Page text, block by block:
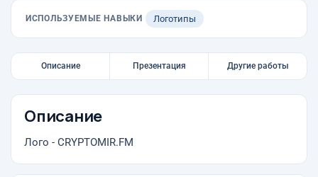
ИСПОЛЬЗУЕМЫЕ НАВЫКИ Логотипы
Описание Презентация Другие работы
Описание
Лого - CRYPTOMIR.FM